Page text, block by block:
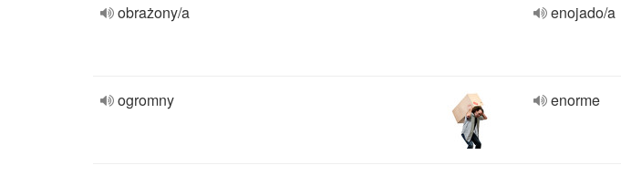
obrażony/a enojado/a
ogromny enorme